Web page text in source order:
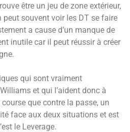
être un jeu de zone extérieur,
peut souvent voir les DT se faire
a cause d’un manque de
inutile car il peut réussir à créer
qui sont vraiment
et qui l’aident donc à
que contre la passe, un
face aux deux situations et est
le Leverage.